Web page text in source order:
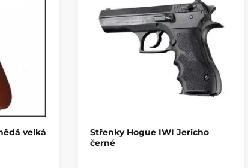
velká
Střenky Hogue IWI Jericho
černé